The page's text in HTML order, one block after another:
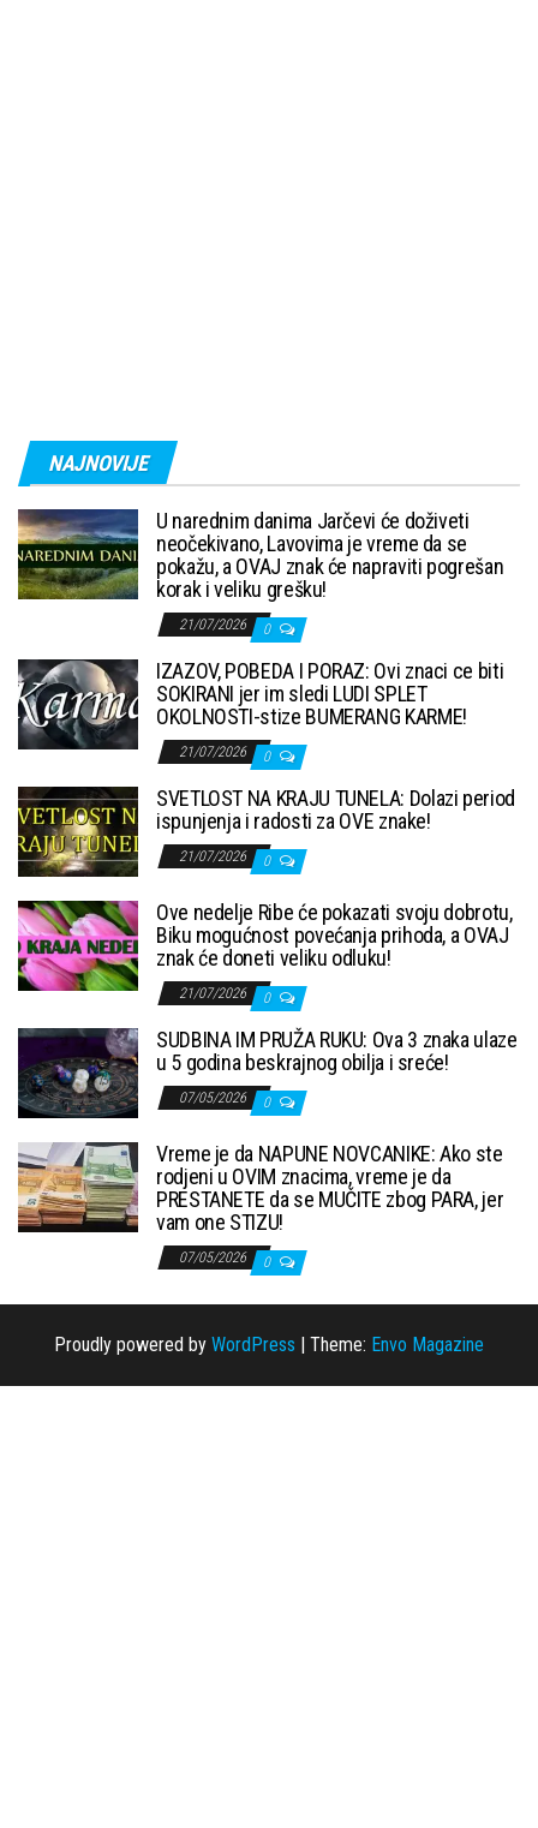
NAJNOVIJE
U narednim danima Jarčevi će doživeti
neočekivano, Lavovima je vreme da se
pokažu, a OVAJ znak će napraviti pogrešan
korak i veliku grešku!
21/07/2026 0
IZAZOV, POBEDA I PORAZ: Ovi znaci ce biti
SOKIRANI jer im sledi LUDI SPLET
OKOLNOSTI-stize BUMERANG KARME!
21/07/2026 0
SVETLOST NA KRAJU TUNELA: Dolazi period
ispunjenja i radosti za OVE znake!
21/07/2026 0
Ove nedelje Ribe će pokazati svoju dobrotu,
Biku mogućnost povećanja prihoda, a OVAJ
znak će doneti veliku odluku!
21/07/2026 0
SUDBINA IM PRUŽA RUKU: Ova 3 znaka ulaze
u 5 godina beskrajnog obilja i sreće!
07/05/2026 0
Vreme je da NAPUNE NOVCANIKE: Ako ste
rodjeni u OVIM znacima, vreme je da
PRESTANETE da se MUČITE zbog PARA, jer
vam one STIZU!
07/05/2026 0
Proudly powered by WordPress Theme: Envo Magazine